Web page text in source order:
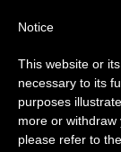
TAG
Notice
This website or
necessary to its
purposes
more or withdraw
please refer to the